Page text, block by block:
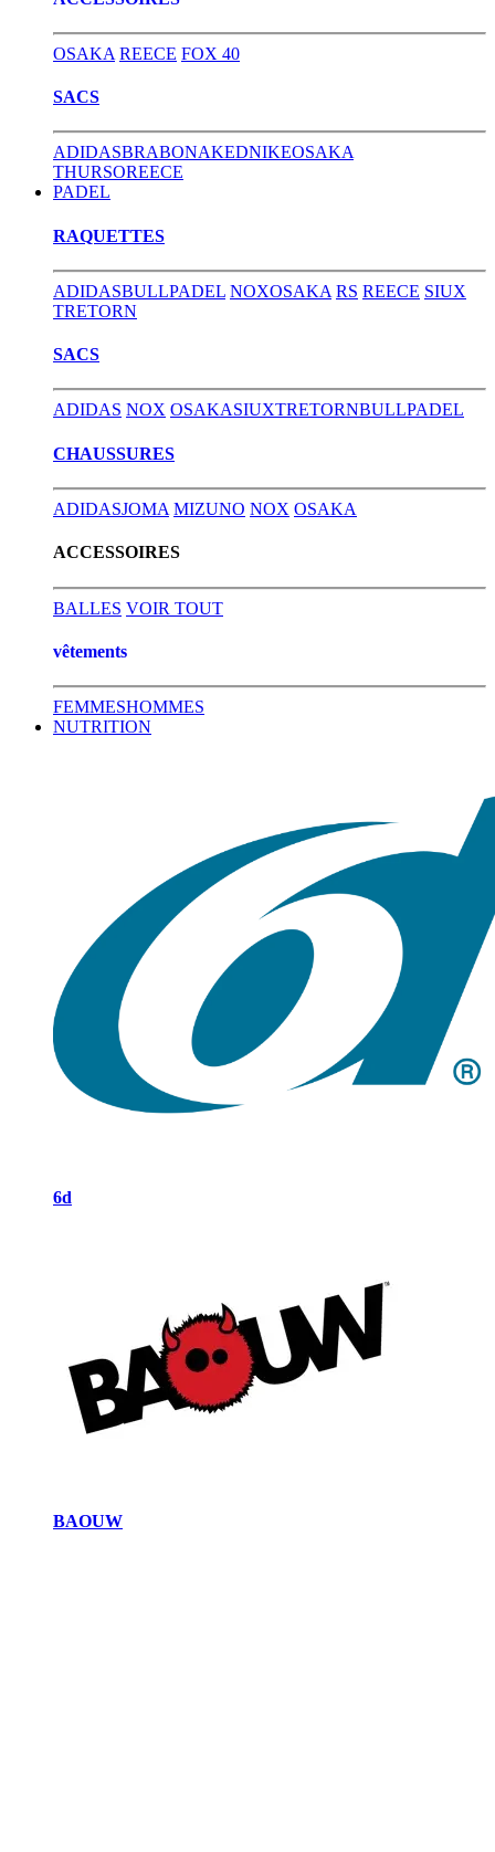
OSAKA REECE FOX 40
SACS
ADIDASBRABONAKEDNIKEOSAKA
THURSOREECE
PADEL
RAQUETTES
ADIDASBULLPADEL NOXOSAKA RS REECE SIUX
TRETORN
SACS
ADIDAS NOX OSAKASIUXTRETORNBULLPADEL
CHAUSSURES
ADIDASJOMA MIZUNO NOX OSAKA
ACCESSOIRES
BALLES VOIR TOUT
vêtements
FEMMESHOMMES
NUTRITION
6d
BAOUW